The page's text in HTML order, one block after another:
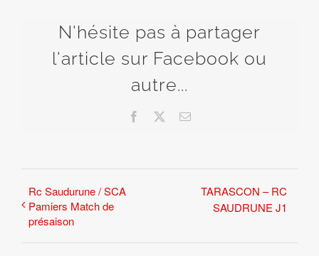
N'hésite pas à partager
l'article sur Facebook ou
autre...
Facebook Email
Rc Saudurune / SCA
Pamiers Match de
présaison
TARASCON – RC
SAUDRUNE J1